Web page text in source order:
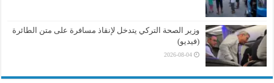
وزير الصحة التركي يتدخل لإنقاذ مسافرة على متن الطائرة
(فيديو)
2026-08-04